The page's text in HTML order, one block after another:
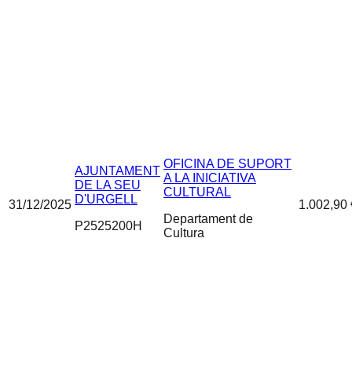
31/12/2025
AJUNTAMENT
DE LA SEU
D'URGELL
P2525200H
OFICINA DE SUPORT
A LA INICIATIVA
CULTURAL
Departament de
Cultura
1.002,90